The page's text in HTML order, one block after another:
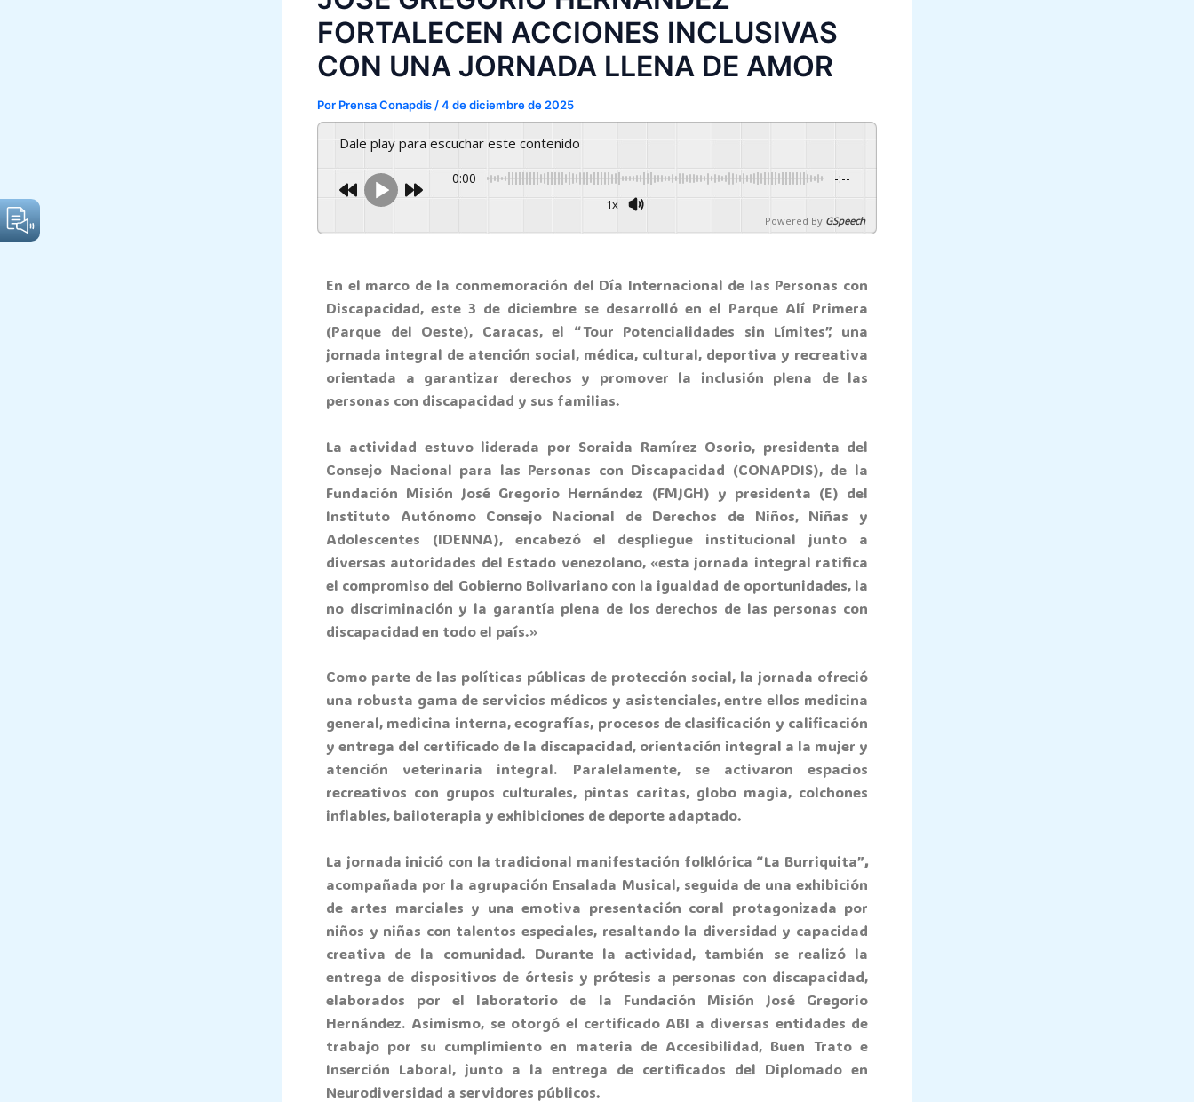
FORTALECEN ACCIONES INCLUSIVAS
CON UNA JORNADA LLENA DE AMOR
Por Prensa Conapdis /4 de diciembre de 2025
Dale play para escuchar este contenido
0:00 -:--
1x
Powered By GSpeech
En el marco de la conmemoración del Día Internacional de las Personas con
Discapacidad, este 3 de diciembre se desarrolló en el Parque Alí Primera
(Parque del Oeste), Caracas, el “Tour Potencialidades sin Límites”, una
jornada integral de atención social, médica, cultural, deportiva y recreativa
orientada a garantizar derechos y promover la inclusión plena de las
personas con discapacidad y sus familias.
La actividad estuvo liderada por Soraida Ramírez Osorio, presidenta del
Consejo Nacional para las Personas con Discapacidad (CONAPDIS), de la
Fundación Misión José Gregorio Hernández (FMJGH) y presidenta (E) del
Instituto Autónomo Consejo Nacional de Derechos de Niños, Niñas y
Adolescentes (IDENNA), encabezó el despliegue institucional junto a
diversas autoridades del Estado venezolano, «esta jornada integral ratifica
el compromiso del Gobierno Bolivariano con la igualdad de oportunidades, la
no discriminación y la garantía plena de los derechos de las personas con
discapacidad en todo el país.»
Como parte de las políticas públicas de protección social, la jornada ofreció
una robusta gama de servicios médicos y asistenciales, entre ellos medicina
general, medicina interna, ecografías, procesos de clasificación y calificación
y entrega del certificado de la discapacidad, orientación integral a la mujer y
atención veterinaria integral. Paralelamente, se activaron espacios
recreativos con grupos culturales, pintas caritas, globo magia, colchones
inflables, bailoterapia y exhibiciones de deporte adaptado.
La jornada inició con la tradicional manifestación folklórica “La Burriquita”,
acompañada por la agrupación Ensalada Musical, seguida de una exhibición
de artes marciales y una emotiva presentación coral protagonizada por
niños y niñas con talentos especiales, resaltando la diversidad y capacidad
creativa de la comunidad. Durante la actividad, también se realizó la
entrega de dispositivos de órtesis y prótesis a personas con discapacidad,
elaborados por el laboratorio de la Fundación Misión José Gregorio
Hernández. Asimismo, se otorgó el certificado ABI a diversas entidades de
trabajo por su cumplimiento en materia de Accesibilidad, Buen Trato e
Inserción Laboral, junto a la entrega de certificados del Diplomado en
Neurodiversidad a servidores públicos.